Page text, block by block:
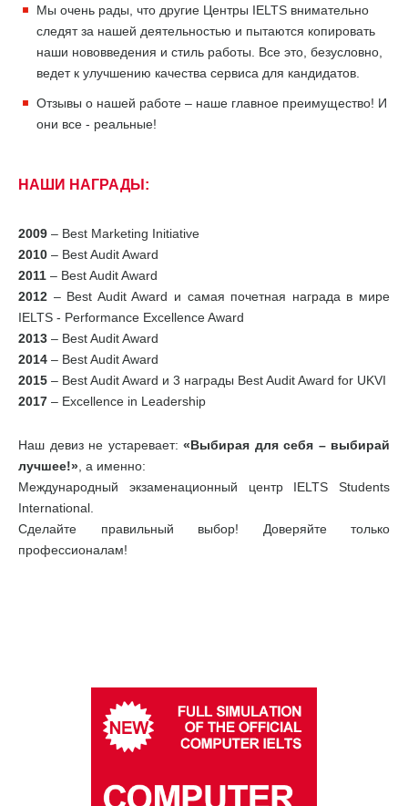
Мы очень рады, что другие Центры IELTS внимательно
следят за нашей деятельностью и пытаются копировать
наши нововведения и стиль работы. Все это, безусловно,
ведет к улучшению качества сервиса для кандидатов.
Отзывы о нашей работе – наше главное преимущество! И
они все - реальные!
НАШИ НАГРАДЫ:
2009 – Best Marketing Initiative
2010 – Best Audit Award
2011 – Best Audit Award
2012 – Best Audit Award и самая почетная награда в мире
IELTS - Performance Excellence Award
2013 – Best Audit Award
2014 – Best Audit Award
2015 – Best Audit Award и 3 награды Best Audit Award for UKVI
2017 – Excellence in Leadership
Наш девиз не устаревает: «Выбирая для себя – выбирай
лучшее!» , а именно:
Международный экзаменационный центр IELTS Students
International.
Сделайте правильный выбор! Доверяйте только
профессионалам!